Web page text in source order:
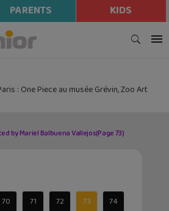
PARENTS KIDS
: One Piece au musée Grévin, Zoo Art
by Mariel Balbuena Vallejos(Page 73)
70 71 72 73 74